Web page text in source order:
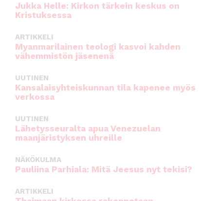
Jukka Helle: Kirkon tärkein keskus on
Kristuksessa
ARTIKKELI
Myanmarilainen teologi kasvoi kahden
vähemmistön jäsenenä
UUTINEN
Kansalaisyhteiskunnan tila kapenee myös
verkossa
UUTINEN
Lähetysseuralta apua Venezuelan
maanjäristyksen uhreille
NÄKÖKULMA
Pauliina Parhiala: Mitä Jeesus nyt tekisi?
ARTIKKELI